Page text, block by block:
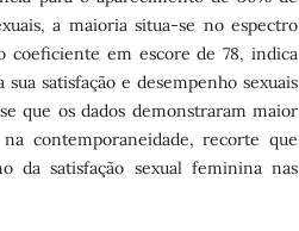
a maioria situa-se no espectro
coeficiente em escore de 78, indica
satisfação e desempenho sexuais
que os dados demonstraram maior
contemporaneidade, recorte que
da satisfação sexual feminina nas